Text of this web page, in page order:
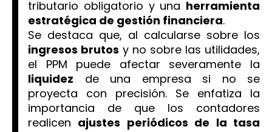
tributario obligatorio y una herramienta
estratégica de gestión financiera.
Se destaca que, al calcularse sobre los
ingresos brutos y no sobre las utilidades,
el PPM puede afectar severamente la
liquidez de una empresa si no se
proyecta con precisión. Se enfatiza la
importancia de que los contadores
realicen ajustes periódicos de la tasa